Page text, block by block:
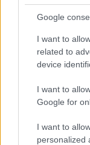
Google
I want to
related to
device
I want to
Google for
I want to
personalized
«Για
λουκάνικα,
από τους
φαγητό τους
από